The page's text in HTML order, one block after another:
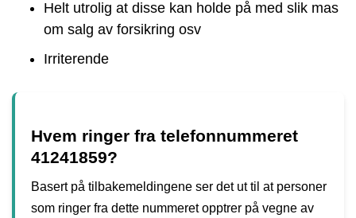
Helt utrolig at disse kan holde på med slik mas
om salg av forsikring osv
Irriterende
Hvem ringer fra telefonnummeret
41241859?
Basert på tilbakemeldingene ser det ut til at personer
som ringer fra dette nummeret opptrer på vegne av